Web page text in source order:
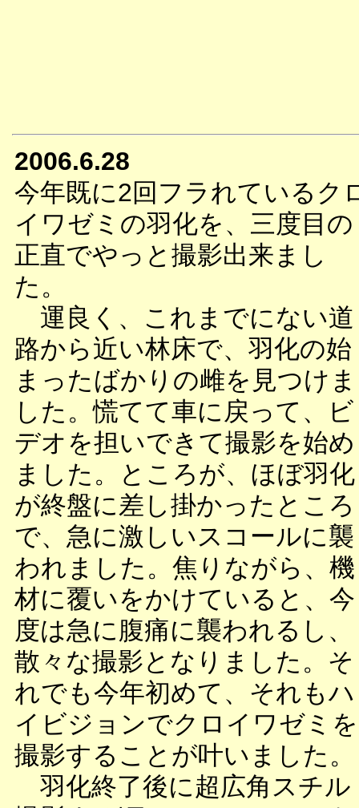
2006.6.28
今年既に2回フラれているク
イワゼミの羽化を、三度目の
正直でやっと撮影出来まし
た。
運良く、これまでにない道
路から近い林床で、羽化の始
まったばかりの雌を見つけま
した。慌てて車に戻って、ビ
デオを担いできて撮影を始め
ました。ところが、ほぼ羽化
が終盤に差し掛かったところ
で、急に激しいスコールに襲
われました。焦りながら、機
材に覆いをかけていると、今
度は急に腹痛に襲われるし、
散々な撮影となりました。そ
れでも今年初めて、それもハ
イビジョンでクロイワゼミを
撮影することが叶いました。
羽化終了後に超広角スチル